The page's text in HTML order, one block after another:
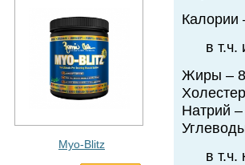
Myo-Blitz
Калории
в т.ч.
Жиры – 8
Натрий
в т.ч.